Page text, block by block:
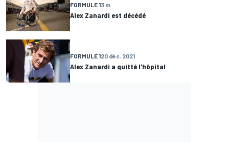
FORMULE 13 m
Alex Zanardi est décédé
FORMULE 120 déc. 2021
Alex Zanardi a quitté l'hôpital